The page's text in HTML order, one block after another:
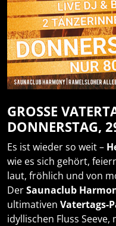
GROSSE
ONNERSTAG,
Es ist wieder so weit –
wie es sich gehört,
laut, fröhlich und von
DerSaunaclub
ultimativen Vatertags-
idyllischen Fluss